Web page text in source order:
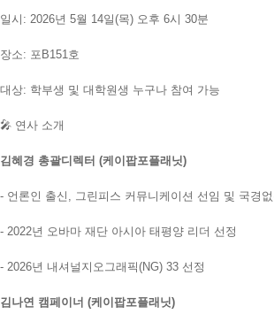
일시: 2026년 5월 14일(목) 오후 6시 30분
장소: 포B151호
대상: 학부생 및 대학원생 누구나 참여 가능
🎤 연사 소개
김혜경 총괄디렉터 (케이팝포플래닛)
- 언론인 출신, 그린피스 커뮤니케이션 선임 및 국경
- 2022년 오바마 재단 아시아 태평양 리더 선정
- 2026년 내셔널지오그래픽(NG) 33 선정
김나연 캠페이너 (케이팝포플래닛)